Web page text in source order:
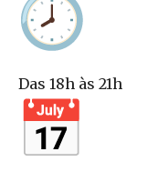
Das 18h às 21h